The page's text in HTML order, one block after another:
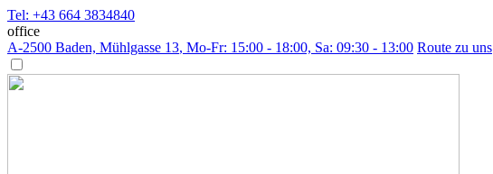
Tel: +43 664 3834840
office
A-2500 Baden, Mühlgasse 13, Mo-Fr: 15:00 - 18:00, Sa: 09:30 - 13:00 Route zu uns